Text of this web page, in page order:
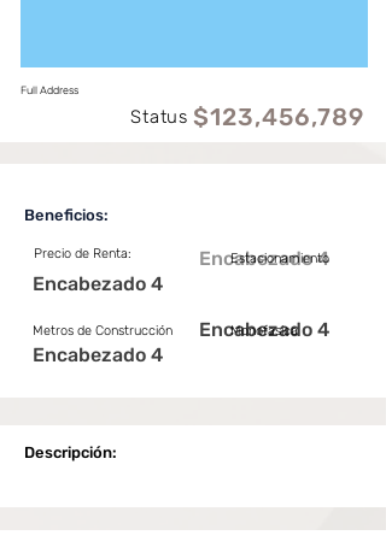
Full Address
Status $123,456,789
Beneficios:
Precio de Renta:
Encabezado 4
Encabezado 4
Estacionamiento
Metros de Construcción
Encabezado 4
Encabezado 4
Monofasica
Descripción: